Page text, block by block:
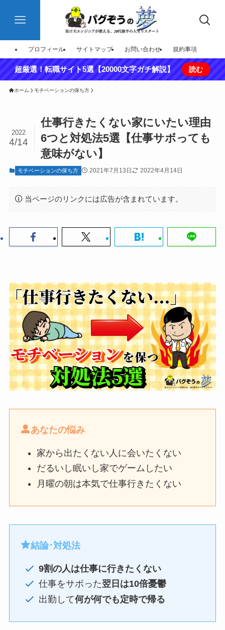
プロフィール サイトマップ お問い合わせ 規約事項
超厳選！転職サイト5選【20000文字ガチ解説】 読む
ホーム モチベーションの保ち方
仕事行きたくない家にいたい理由
6つと対処法5選【仕事サボっても
意味がない】
2022
4/14
モチベーションの保ち方 2021年7月13日 2022年4月14日
当ページのリンクには広告が含まれています。
あなたの悩み
家から出たくない人に会いたくない
だるいし眠いし家でゲームしたい
月曜の朝は本気で仕事行きたくない
結論･対処法
9割の人は仕事に行きたくない
仕事をサボった翌日は10倍憂鬱
出勤して何が何でも定時で帰る